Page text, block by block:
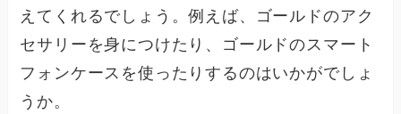
えてくれるでしょう。例えば、ゴールドのアク
セサリーを身につけたり、ゴールドのスマート
フォンケースを使ったりするのはいかがでしょ
うか。